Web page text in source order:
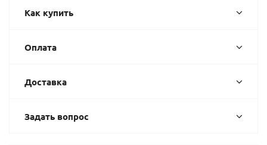
Как купить
Оплата
Доставка
Задать вопрос